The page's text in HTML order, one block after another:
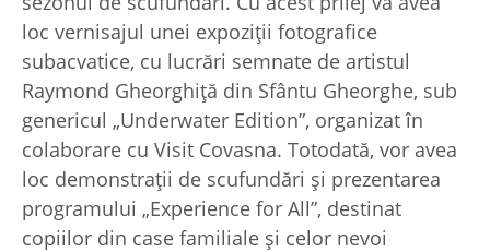
loc vernisajul unei expoziţii fotografice
subacvatice, cu lucrări semnate de artistul
Raymond Gheorghiţă din Sfântu Gheorghe, sub
genericul „Underwater Edition”, organizat în
colaborare cu Visit Covasna. Totodată, vor avea
loc demonstraţii de scufundări şi prezentarea
programului „Experience for All”, destinat
copiilor din case familiale şi celor nevoi